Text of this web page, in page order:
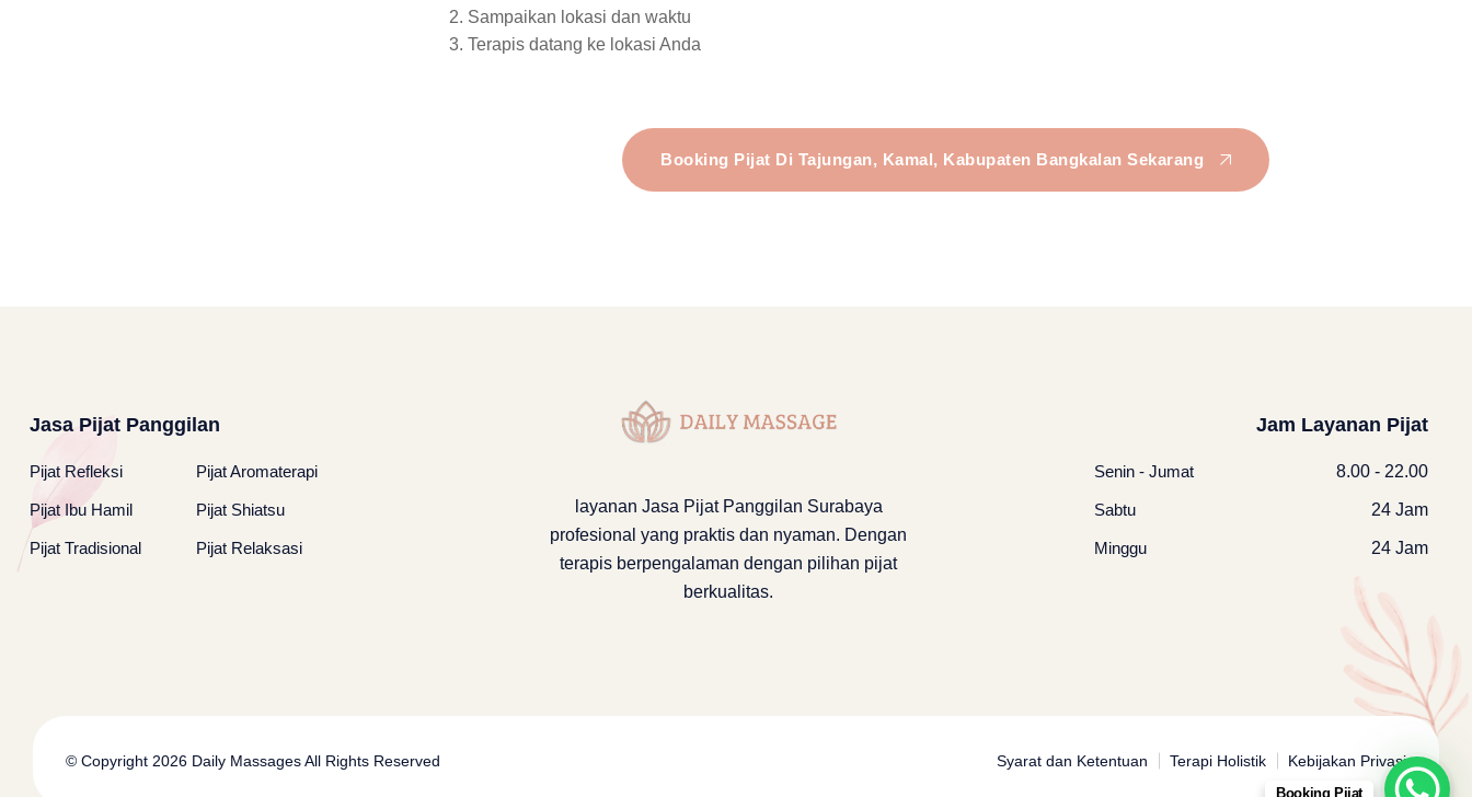
Sampaikan lokasi dan waktu
Terapis datang ke lokasi Anda
Booking Pijat Di Tajungan, Kamal, Kabupaten Bangkalan Sekarang
Jasa Pijat Panggilan
Pijat Refleksi Pijat Aromaterapi
Pijat Ibu Hamil Pijat Shiatsu
Pijat Tradisional Pijat Relaksasi
layanan Jasa Pijat Panggilan Surabaya
profesional yang praktis dan nyaman. Dengan
terapis berpengalaman dengan pilihan pijat
berkualitas.
Jam Layanan Pijat
Senin - Jumat 8.00 - 22.00
Sabtu 24 Jam
Minggu 24 Jam
© Copyright 2026 Daily MassagesAll Rights Reserved Syarat dan Ketentuan Terapi Holistik Kebijakan Privasi
Booking Pijat